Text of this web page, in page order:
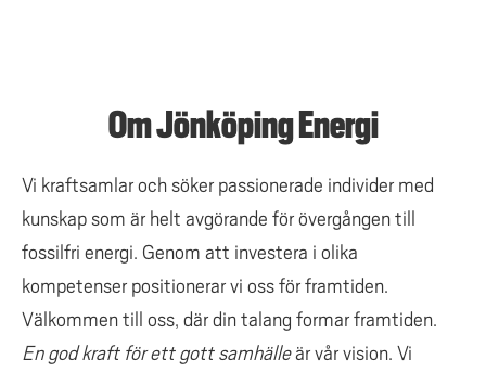
Om Jönköping Energi
Vi kraftsamlar och söker passionerade individer med
kunskap som är helt avgörande för övergången till
fossilfri energi. Genom att investera i olika
kompetenser positionerar vi oss för framtiden.
Välkommen till oss, där din talang formar framtiden.
En god kraft för ett gott samhälleär vår vision. Vi